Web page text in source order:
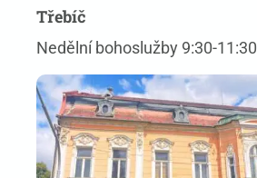
Třebíč
Nedělní bohoslužby 9:30-11:30